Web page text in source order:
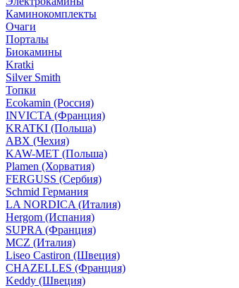
Каминокомплекты
Очаги
Порталы
Биокамины
Kratki
Silver Smith
Топки
Ecokamin (Россия)
INVICTA (Франция)
KRATKI (Польша)
ABX (Чехия)
KAW-MET (Польша)
Plamen (Хорватия)
FERGUSS (Сербия)
Schmid Германия
LA NORDICA (Италия)
Hergom (Испания)
SUPRA (Франция)
MCZ (Италия)
Liseo Castiron (Швеция)
CHAZELLES (Франция)
Keddy (Швеция)